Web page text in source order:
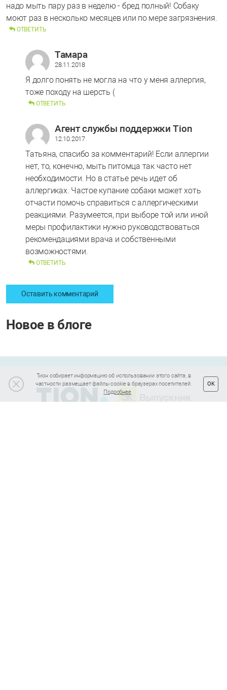
надо мыть пару раз в неделю - бред полный! Собаку
моют раз в несколько месяцев или по мере загрязнения.
ОТВЕТИТЬ
Тамара
28.11.2018
Я долго понять не могла на что у меня аллергия,
тоже походу на шерсть (
ОТВЕТИТЬ
Агент службы поддержки Tion
12.10.2017
Татьяна, спасибо за комментарий! Если аллергии
нет, то, конечно, мыть питомца так часто нет
необходимости. Но в статье речь идет об
аллергиках. Частое купание собаки может хоть
отчасти помочь справиться с аллергическими
реакциями. Разумеется, при выборе той или иной
меры профилактики нужно руководствоваться
рекомендациями врача и собственными
возможностями.
ОТВЕТИТЬ
Оставить комментарий
Новое в блоге
Тион собирает информацию об использовании этого сайта, в
частности размещает файлы cookie в браузерах посетителей.
Подробнее
OK